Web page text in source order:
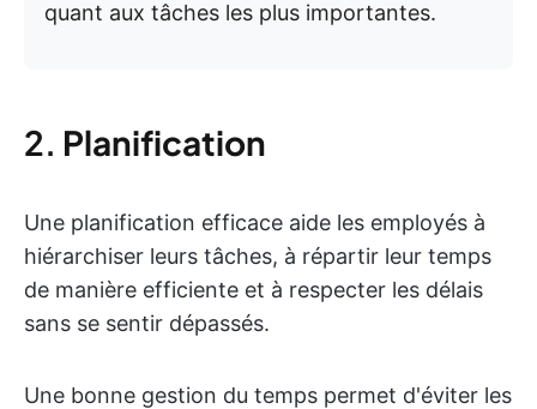
quant aux tâches les plus importantes.
2. Planification
Une planification efficace aide les employés à
hiérarchiser leurs tâches, à répartir leur temps
de manière efficiente et à respecter les délais
sans se sentir dépassés.
Une bonne gestion du temps permet d'éviter les